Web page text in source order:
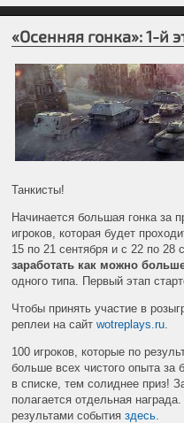
«Осенняя гонка»: 1-й
Танкисты!
Начинается большая гонка за
игроков, которая будет
15 по 21 сентября и с 22 по
заработать как можно
одного типа. Первый этап
Чтобы принять участие в
реплеи на сайтwotreplays.ru
100 игроков, которые по
больше всех чистого опыта
в списке, тем солиднее приз!
полагается отдельная
результами событияздесь